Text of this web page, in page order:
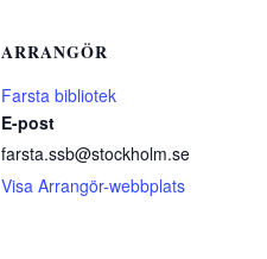
ARRANGÖR
Farsta bibliotek
E-post
farsta.ssb@stockholm.se
Visa Arrangör-webbplats